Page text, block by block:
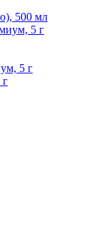
500 мл
5 г